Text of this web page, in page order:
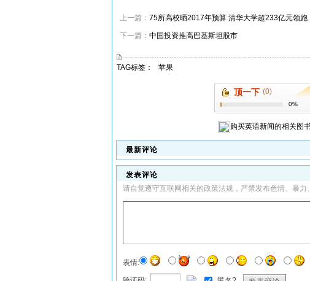
上一篇： 75所高校晒2017年预算 清华大学超233亿元领跑
下一篇： 中国投资推高巴基斯坦股市
TAG标签： 苹果
顶一下 (0)
0%
购买英语新闻的相关图
最新评论
发表评论
请自觉遵守互联网相关的政策法规，严禁发布色情、暴力
表情: